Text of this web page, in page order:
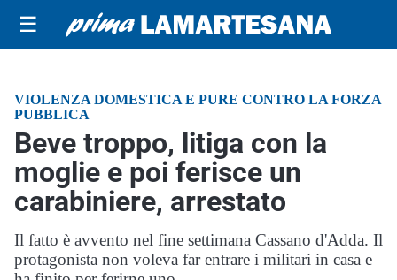
☰
VIOLENZA DOMESTICA E PURE CONTRO LA FORZA
PUBBLICA
Beve troppo, litiga con la
moglie e poi ferisce un
carabiniere, arrestato
Il fatto è avvento nel fine settimana Cassano d'Adda. Il
protagonista non voleva far entrare i militari in casa e